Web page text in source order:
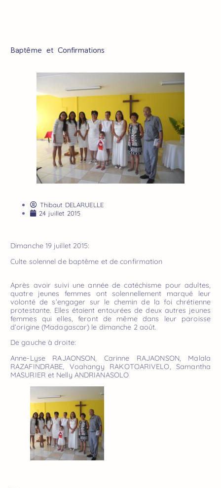
Baptême et Confirmations
Thibaut DELARUELLE
24 juillet 2015
Dimanche 19 juillet 2015:
Culte solennel de baptême et de confirmation
Après avoir suivi une année de catéchisme pour adultes,
quatre jeunes femmes ont solennellement marqué leur
volonté de s’engager sur le chemin de la foi chrétienne
protestante. Elles étaient entourées de deux autres jeunes
femmes qui elles, feront de même dans leur paroisse
d’origine (Madagascar) le dimanche 2 août.
De gauche à droite:
Anne-Lyse RAJAONSON, Carinne RAJAONSON, Malala
RAZAFINDRABE, Voahangy RAKOTOARIVELO, Samantha
MASURIER et Nelly ANDRIANASOLO